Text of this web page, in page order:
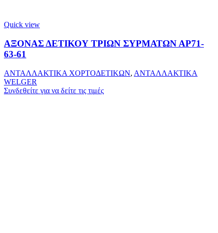
Quick view
ΑΞΟΝΑΣ ΔΕΤΙΚΟΥ ΤΡΙΩΝ ΣΥΡΜΑΤΩΝ ΑΡ71-
63-61
ΑΝΤΑΛΛΑΚΤΙΚΑ ΧΟΡΤΟΔΕΤΙΚΩΝ, ΑΝΤΑΛΛΑΚΤΙΚΑ
WELGER
Συνδεθείτε για να δείτε τις τιμές